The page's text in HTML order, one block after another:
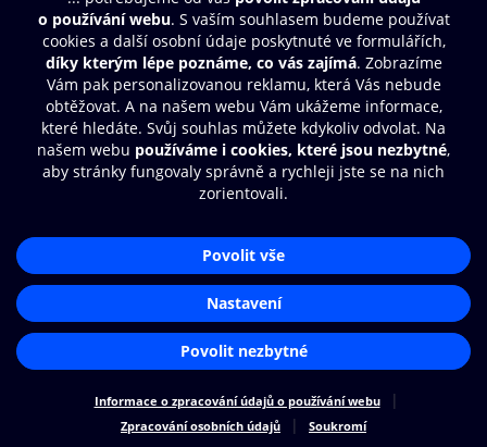
Další zábava
© O2 Czech Republic a.s.
Nákupní řád
Přístupnost
Cookies
Nastavení cookies
Aplikace O2 Knihovna
Čti a poslouchej své e-knihy a
audioknihy rychleji a pohodlněji.